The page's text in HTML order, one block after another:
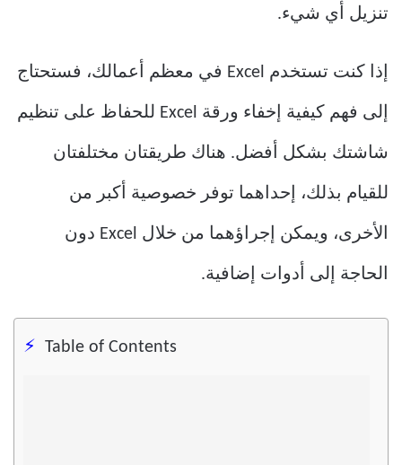
تنزيل أي شيء.
إذا كنت تستخدم Excel في معظم أعمالك، فستحتاج
إلى فهم كيفية إخفاء ورقة Excel للحفاظ على تنظيم
شاشتك بشكل أفضل. هناك طريقتان مختلفتان
للقيام بذلك، إحداهما توفر خصوصية أكبر من
الأخرى، ويمكن إجراؤهما من خلال Excel دون
الحاجة إلى أدوات إضافية.
Table of Contents